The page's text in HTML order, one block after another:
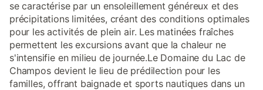
se caractérise par un ensoleillement généreux et des
précipitations limitées, créant des conditions optimales
pour les activités de plein air. Les matinées fraîches
permettent les excursions avant que la chaleur ne
s'intensifie en milieu de journée.Le Domaine du Lac de
Champos devient le lieu de prédilection pour les
familles, offrant baignade et sports nautiques dans un